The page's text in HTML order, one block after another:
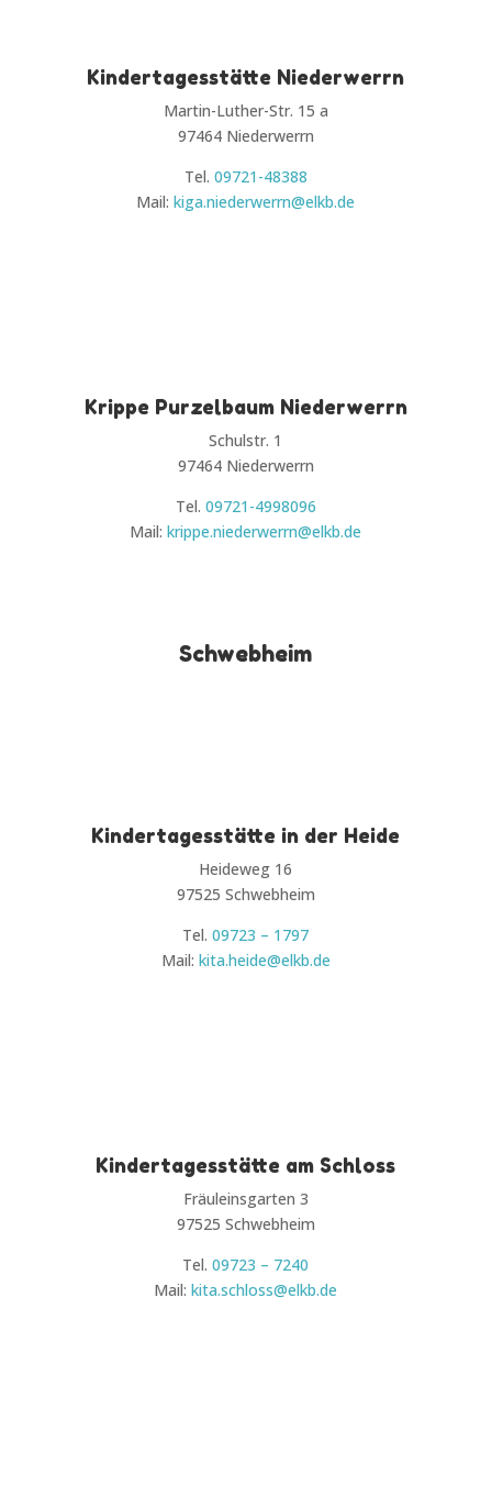
Kindertagesstätte Niederwerrn
Martin-Luther-Str. 15 a
97464 Niederwerrn
Tel. 09721-48388
Mail:kiga.niederwerrn@elkb.de
Krippe Purzelbaum Niederwerrn
Schulstr. 1
97464 Niederwerrn
Tel. 09721-4998096
Mail:krippe.niederwerrn@elkb.de
Schwebheim
Kindertagesstätte in der Heide
Heideweg 16
97525 Schwebheim
Tel.09723 – 1797
Mail: kita.heide@elkb.de
Kindertagesstätte am Schloss
Fräuleinsgarten 3
97525 Schwebheim
Tel.09723 – 7240
Mail:kita.schloss@elkb.de